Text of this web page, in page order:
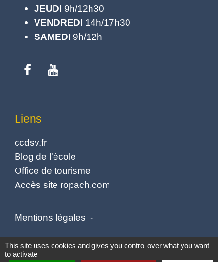
JEUDI 9h/12h30
VENDREDI 14h/17h30
SAMEDI 9h/12h
Liens
ccdsv.fr
Blog de l'école
Office de tourisme
Accès site ropach.com
Mentions légales -
Politique de confidentialité - Accessibilité -
This site uses cookies and gives you control over what you want
to activate